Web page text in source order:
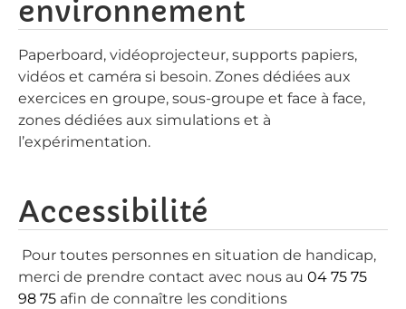
environnement
Paperboard, vidéoprojecteur, supports papiers,
vidéos et caméra si besoin. Zones dédiées aux
exercices en groupe, sous-groupe et face à face,
zones dédiées aux simulations et à
l’expérimentation.
Accessibilité
Pour toutes personnes en situation de handicap,
merci de prendre contact avec nous au 04 75 75
98 75 afin de connaître les conditions